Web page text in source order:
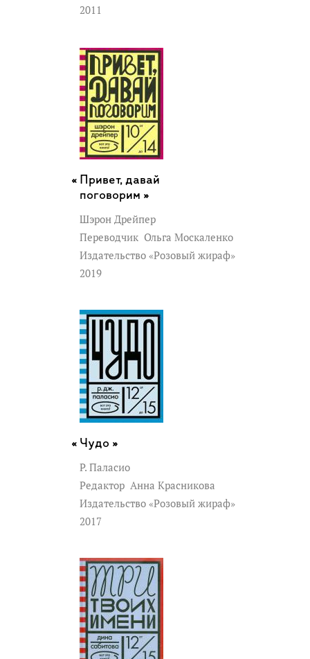
2011
Привет, давай
поговорим »
Шэрон Дрейпер
Переводчик Ольга Москаленко
Издательство «Розовый жираф»
2019
Чудо »
Р. Паласио
Редактор Анна Красникова
Издательство «Розовый жираф»
2017